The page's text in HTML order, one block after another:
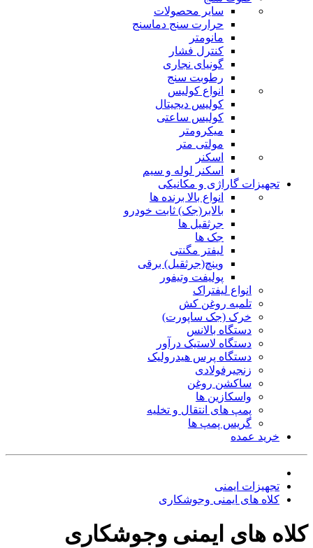
سایر محصولات
حرارت سنج دماسنج
مانومتر
کنترل فشار
گونیای نجاری
رطوبت سنج
انواع کولیس
کولیس دیجیتال
کولیس ساعتی
میکرومتر
مولتی متر
اسکنر
اسکنر لوله و سیم
تجهیزات گاراژی و مکانیکی
انواع بالا برنده ها
بالابر(جک) ثابت خودرو
جرثقیل ها
جک ها
لیفتر مگنتی
وینچ(جرثقیل) برقی
پولیفت وتیفور
انواع لیفتراک
تلمبه روغن کش
خرک (جک ساپورت)
دستگاه بالانس
دستگاه لاستیک درآور
دستگاه پرس هیدرولیک
زنجیرفولادی
ساکشن روغن
واسکازین ها
پمپ های انتقال و تخلیه
گریس پمپ ها
خرید عمده
تجهیزات ایمنی
کلاه های ایمنی وجوشکاری
کلاه های ایمنی وجوشکاری